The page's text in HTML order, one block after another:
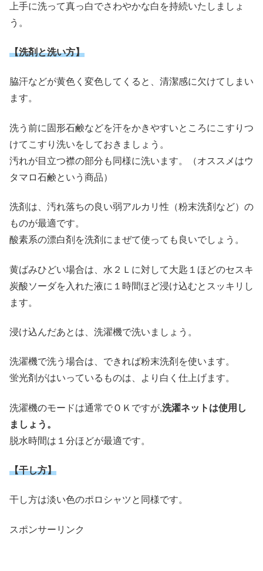
上手に洗って真っ白でさわやかな白を持続いたしましょ
う。
【洗剤と洗い方】
脇汗などが黄色く変色してくると、清潔感に欠けてしまい
ます。
洗う前に固形石鹸などを汗をかきやすいところにこすりつ
けてこすり洗いをしておきましょう。
汚れが目立つ襟の部分も同様に洗います。（オススメはウ
タマロ石鹸という商品）
洗剤は、汚れ落ちの良い弱アルカリ性（粉末洗剤など）の
ものが最適です。
酸素系の漂白剤を洗剤にまぜて使っても良いでしょう。
黄ばみひどい場合は、水２Ｌに対して大匙１ほどのセスキ
炭酸ソーダを入れた液に１時間ほど浸け込むとスッキリし
ます。
浸け込んだあとは、洗濯機で洗いましょう。
洗濯機で洗う場合は、できれば粉末洗剤を使います。
蛍光剤がはいっているものは、より白く仕上げます。
洗濯機のモードは通常でＯＫですが,洗濯ネットは使用し
ましょう。
脱水時間は１分ほどが最適です。
【干し方】
干し方は淡い色のポロシャツと同様です。
スポンサーリンク